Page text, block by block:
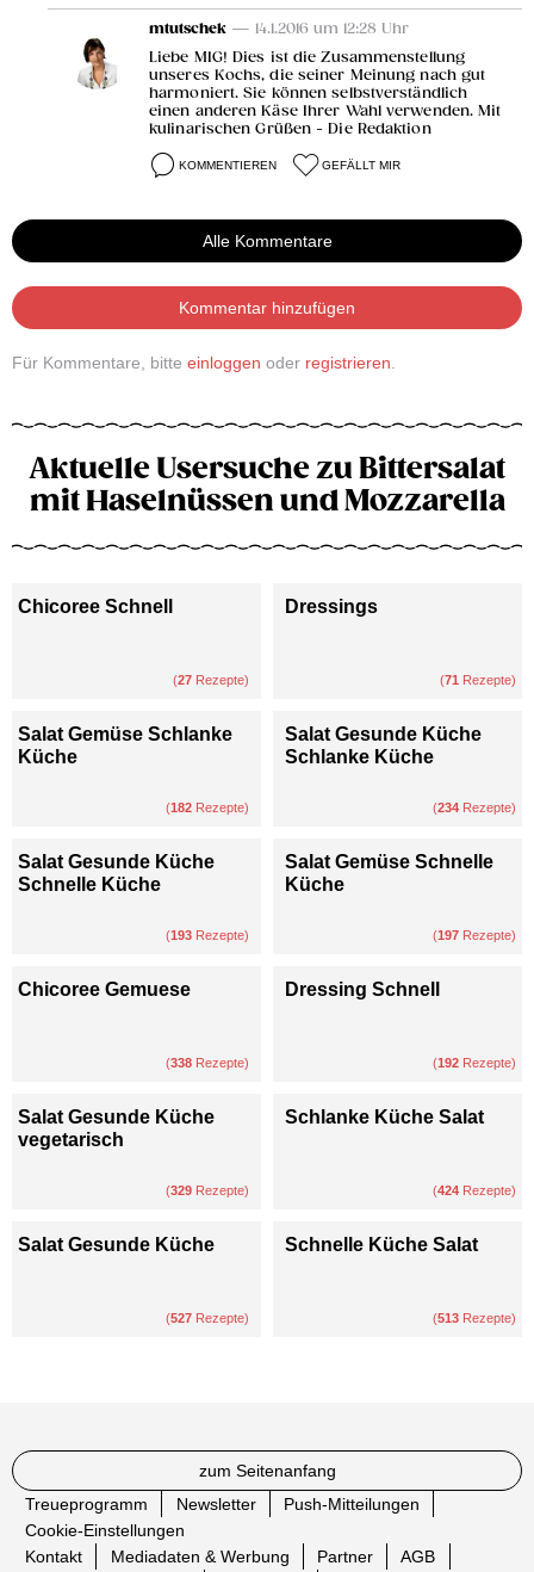
mtutschek — 14.1.2016 um 12:28 Uhr
Liebe MIG! Dies ist die Zusammenstellung
unseres Kochs, die seiner Meinung nach gut
harmoniert. Sie können selbstverständlich
einen anderen Käse Ihrer Wahl verwenden. Mit
kulinarischen Grüßen - Die Redaktion
KOMMENTIEREN GEFÄLLT MIR
Alle Kommentare
Kommentar hinzufügen
Für Kommentare, bitte einloggen oder registrieren
Aktuelle Usersuche zu Bittersalat
mit Haselnüssen und Mozzarella
Chicoree Schnell
(27 Rezepte)
Dressings
(71 Rezepte)
Salat Gemüse Schlanke
Küche
(182 Rezepte)
Salat Gesunde Küche
Schlanke Küche
(234 Rezepte)
Salat Gesunde Küche
Schnelle Küche
(193 Rezepte)
Salat Gemüse Schnelle
Küche
(197 Rezepte)
Chicoree Gemuese
(338 Rezepte)
Dressing Schnell
(192 Rezepte)
Salat Gesunde Küche
vegetarisch
(329 Rezepte)
Schlanke Küche Salat
(424 Rezepte)
Salat Gesunde Küche
(527 Rezepte)
Schnelle Küche Salat
(513 Rezepte)
zum Seitenanfang
Treueprogramm
Newsletter
Push-Mitteilungen
Cookie-Einstellungen
Kontakt
Mediadaten & Werbung Partner AGB